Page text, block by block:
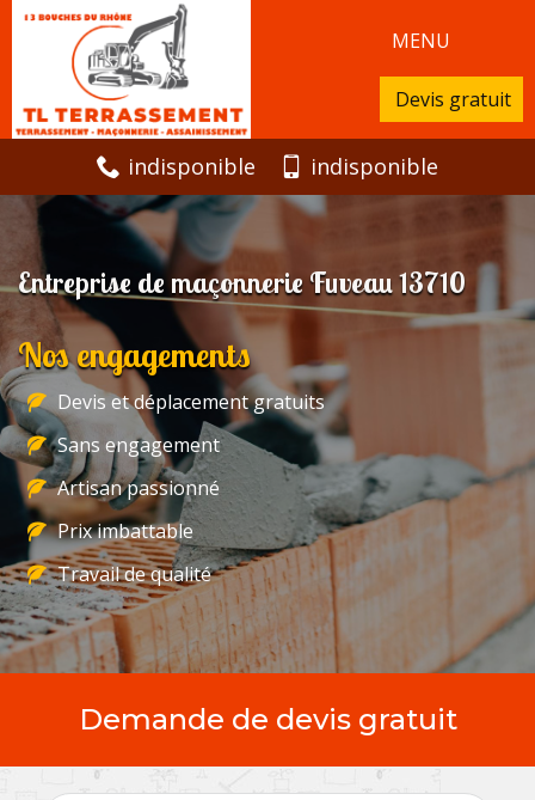
MENU
Devis gratuit
indisponible indisponible
Entreprise de maçonnerie Fuveau 13710
Nos engagements
Devis et déplacement gratuits
Sans engagement
Artisan passionné
Prix imbattable
Travail de qualité
Demande de devis gratuit